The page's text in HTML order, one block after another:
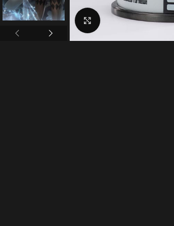
Click to enlarge